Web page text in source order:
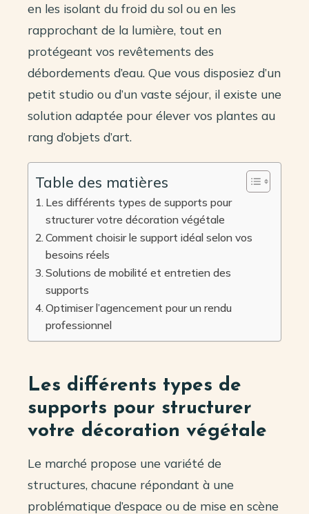
en les isolant du froid du sol ou en les
rapprochant de la lumière, tout en
protégeant vos revêtements des
débordements d’eau. Que vous disposiez d’un
petit studio ou d’un vaste séjour, il existe une
solution adaptée pour élever vos plantes au
rang d’objets d’art.
Table des matières
Les différents types de supports pour
structurer votre décoration végétale
Comment choisir le support idéal selon vos
besoins réels
Solutions de mobilité et entretien des
supports
Optimiser l’agencement pour un rendu
professionnel
Les différents types de
supports pour structurer
votre décoration végétale
Le marché propose une variété de
structures, chacune répondant à une
problématique d’espace ou de mise en scène